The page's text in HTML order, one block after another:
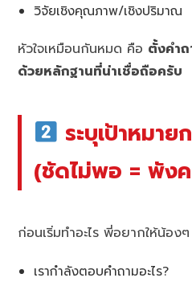
วิจัยเชิงคุณภาพ/เชิงปริมาณ
หัวใจเหมือนกันหมด คือ ตั้งคำ
ด้วยหลักฐานที่น่าเชื่อถือครับ
ระบุเป้าหมาย
(ชัดไม่พอ = พัง
ก่อนเริ่มทำอะไร พี่อยากให้น้อง
เรากำลังตอบคำถามอะไร?